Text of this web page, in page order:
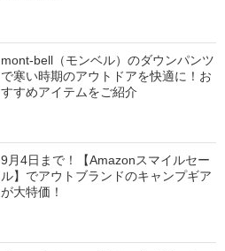
mont-bell（モンベル）のダウンパンツ
で寒い時期のアウトドアを快適に！お
すすめアイテムをご紹介
9月4日まで！【Amazonスマイルセー
ル】でアウトブランドのキャンプギア
が大特価！